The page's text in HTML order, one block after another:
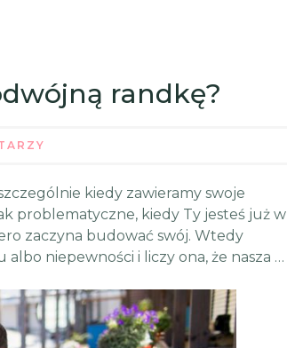
randkę?
kiedy zawieramy swoje
problematyczne, kiedy Ty jesteś już w
zaczyna budować swój. Wtedy
niepewności i liczy ona, że nasza …